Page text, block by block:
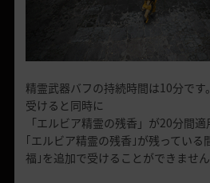
精霊武器バフの持続時間は10分で
受けると同時に
「エルビア精霊の残香」が20分間適
｢エルビア精霊の残香｣が残ってい
福｣を追加で受けることができません